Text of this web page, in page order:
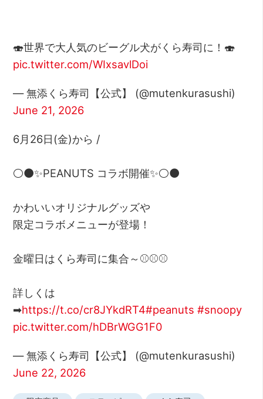
🍣世界で大人気のビーグル犬がくら寿司に！🍣
pic.twitter.com/WIxsavlDoi
— 無添くら寿司【公式】 (@mutenkurasushi)
June 21, 2026
6月26日(金)から /
⚪⚫✨PEANUTS コラボ開催✨⚪⚫
かわいいオリジナルグッズや
限定コラボメニューが登場！
金曜日はくら寿司に集合～⚾⚾⚾
詳しくは
➡https://t.co/cr8JYkdRT4#peanuts #snoopy
pic.twitter.com/hDBrWGG1F0
— 無添くら寿司【公式】 (@mutenkurasushi)
June 22, 2026